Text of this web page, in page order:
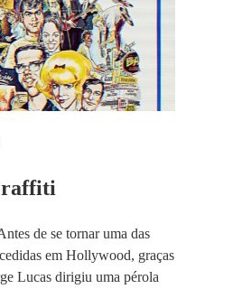
de se tornar uma das
em Hollywood, graças
Lucas dirigiu uma pérola